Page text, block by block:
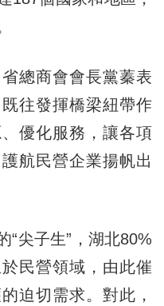
總商會會長黨蓁表
往發揮橋梁紐帶作
優化服務，讓各項
航民營企業揚帆出
尖子生”，湖北80%
民營領域，由此催
迫切需求。對此，